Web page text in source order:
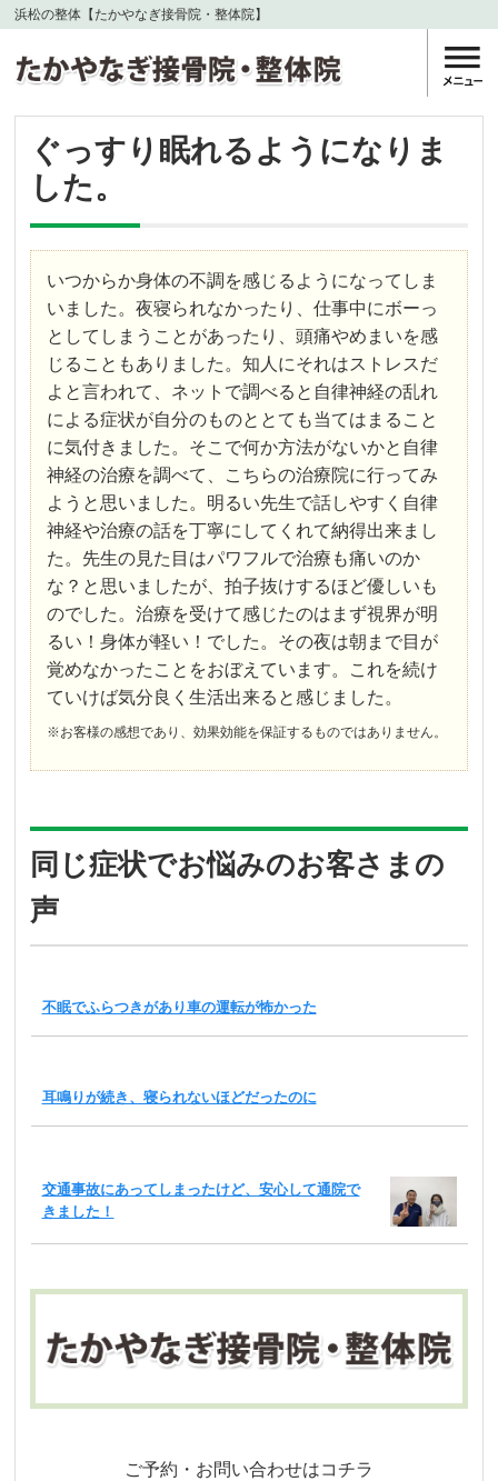
浜松の整体【たかやなぎ接骨院・整体院】
ぐっすり眠れるようになりま
した。
いつからか身体の不調を感じるようになってしま
いました。夜寝られなかったり、仕事中にボーっ
としてしまうことがあったり、頭痛やめまいを感
じることもありました。知人にそれはストレスだ
よと言われて、ネットで調べると自律神経の乱れ
による症状が自分のものととても当てはまること
に気付きました。そこで何か方法がないかと自律
神経の治療を調べて、こちらの治療院に行ってみ
ようと思いました。明るい先生で話しやすく自律
神経や治療の話を丁寧にしてくれて納得出来まし
た。先生の見た目はパワフルで治療も痛いのか
な？と思いましたが、拍子抜けするほど優しいも
のでした。治療を受けて感じたのはまず視界が明
るい！身体が軽い！でした。その夜は朝まで目が
覚めなかったことをおぼえています。これを続け
ていけば気分良く生活出来ると感じました。
※お客様の感想であり、効果効能を保証するものではありません。
同じ症状でお悩みのお客さまの
声
不眠でふらつきがあり車の運転が怖かった
耳鳴りが続き、寝られないほどだったのに
交通事故にあってしまったけど、安心して通院で
きました！
ご予約・お問い合わせはコチラ